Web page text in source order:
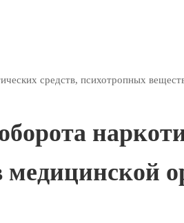
средств, психотропных
медицинской